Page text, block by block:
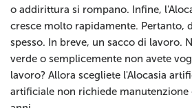
o addirittura si rompano. Infine,
cresce molto rapidamente. Pertanto,
spesso. In breve, un sacco di lavoro.
verde o semplicemente non avete
lavoro? Allora scegliete l'Alocasia
artificiale non richiede manutenzione